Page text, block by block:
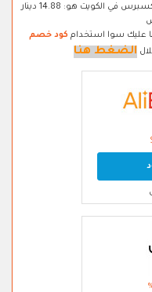
سعر فلوسر شاومي "F400" من علي اكسبرس في الكويت هو: 14.88 دينار
عليك سوا استخدام كود خصم
الضغط هنا